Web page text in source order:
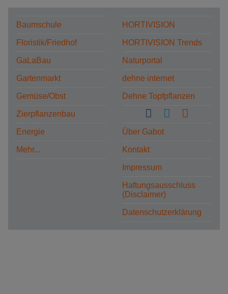
Baumschule
Floristik/Friedhof
GaLaBau
Gartenmarkt
Gemüse/Obst
Zierpflanzenbau
Energie
Mehr...
HORTIVISION
HORTIVISION Trends
Naturportal
dehne internet
Dehne Topfpflanzen
Über Gabot
Kontakt
Impressum
Haftungsausschluss
(Disclaimer)
Datenschutzerklärung